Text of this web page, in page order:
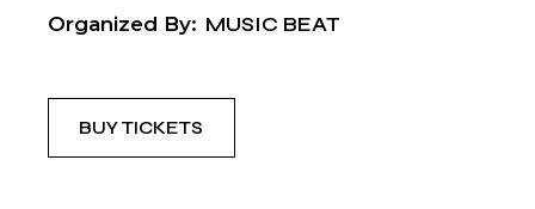
Organized By: MUSIC BEAT
BUY TICKETS